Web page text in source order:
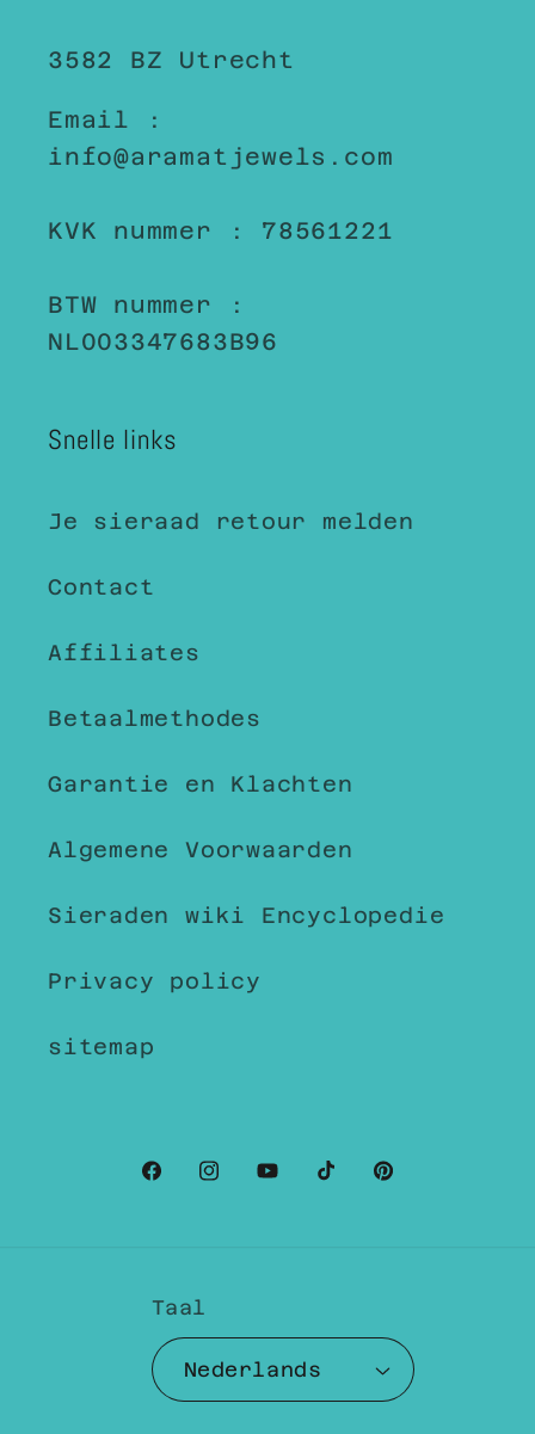
3582 BZ Utrecht
Email :
info@aramatjewels.com
KVK nummer : 78561221
BTW nummer :
NL003347683B96
Snelle links
Je sieraad retour melden
Contact
Affiliates
Betaalmethodes
Garantie en Klachten
Algemene Voorwaarden
Sieraden wiki Encyclopedie
Privacy policy
sitemap
Facebook
Instagram
YouTubeTikTokPinterest
Taal
Nederlands